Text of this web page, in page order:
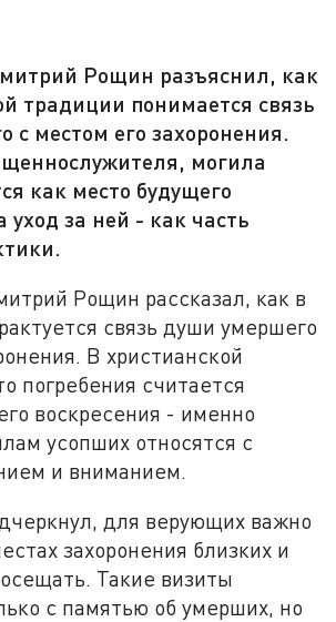
Рощин разъяснил, как
традиции понимается связь
с местом его захоронения.
могила
как место будущего
уход за ней - как часть
Рощин рассказал, как в
связь души умершего
В христианской
погребения считается
воскресения - именно
усопших относятся с
и вниманием.
для верующих важно
захоронения близких и
Такие визиты
с памятью об умерших, но